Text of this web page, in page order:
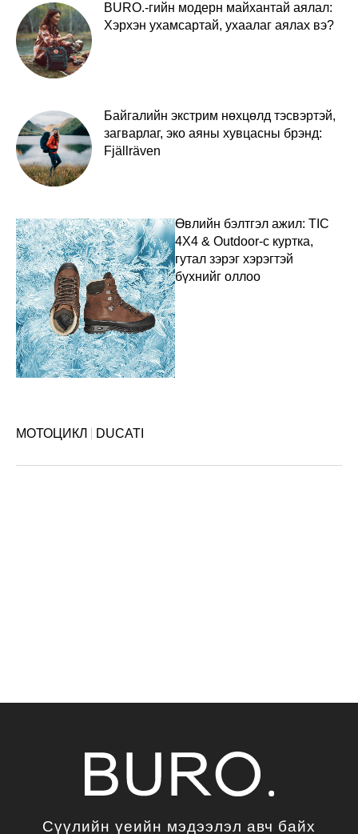
BURO.-гийн модерн майхантай аялал:
Хэрхэн ухамсартай, ухаалаг аялах вэ?
Байгалийн экстрим нөхцөлд тэсвэртэй,
загварлаг, эко аяны хувцасны брэнд:
Fjällräven
Өвлийн бэлтгэл ажил: TIC
4X4 & Outdoor-с куртка,
гутал зэрэг хэрэгтэй
бүхнийг оллоо
МОТОЦИКЛ DUCATI
Сүүлийн үеийн мэдээлэл авч байх